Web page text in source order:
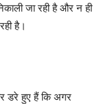
जा रही है और न ही
है।
डरे हुए हैं कि अगर